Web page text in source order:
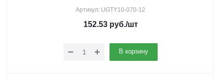
Артикул: UGTY10-070-12
152.53руб./шт
В корзину